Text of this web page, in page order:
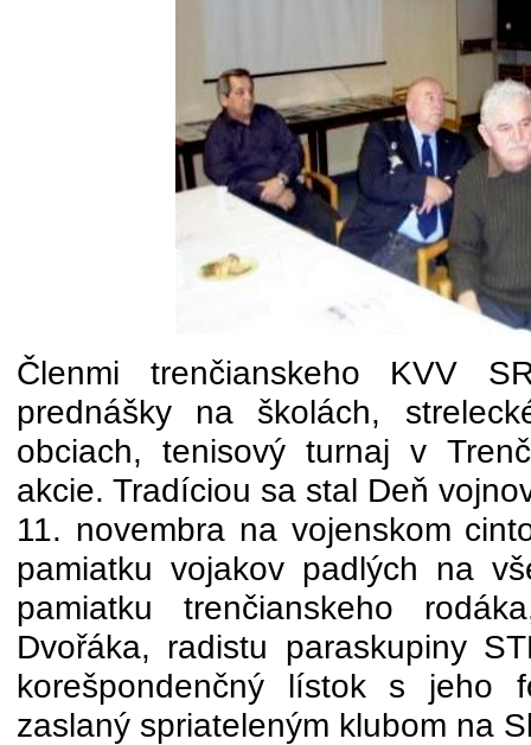
Členmi trenčianskeho KVV
prednášky na školách,
obciach, tenisový turnaj v
akcie. Tradíciou sa stal Deň
11. novembra na vojenskom
pamiatku vojakov padlých na
pamiatku trenčianskeho
Dvořáka, radistu paraskupiny
korešpondenčný lístok s jeho
zaslaný spriateleným klubom na